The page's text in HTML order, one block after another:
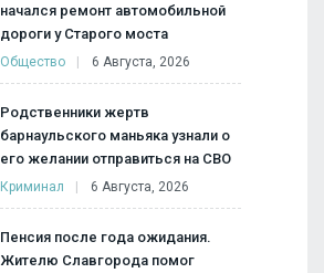
начался ремонт автомобильной
дороги у Старого моста
Общество 6 Августа, 2026
Родственники жертв
барнаульского маньяка узнали о
его желании отправиться на СВО
Криминал 6 Августа, 2026
Пенсия после года ожидания.
Жителю Славгорода помог